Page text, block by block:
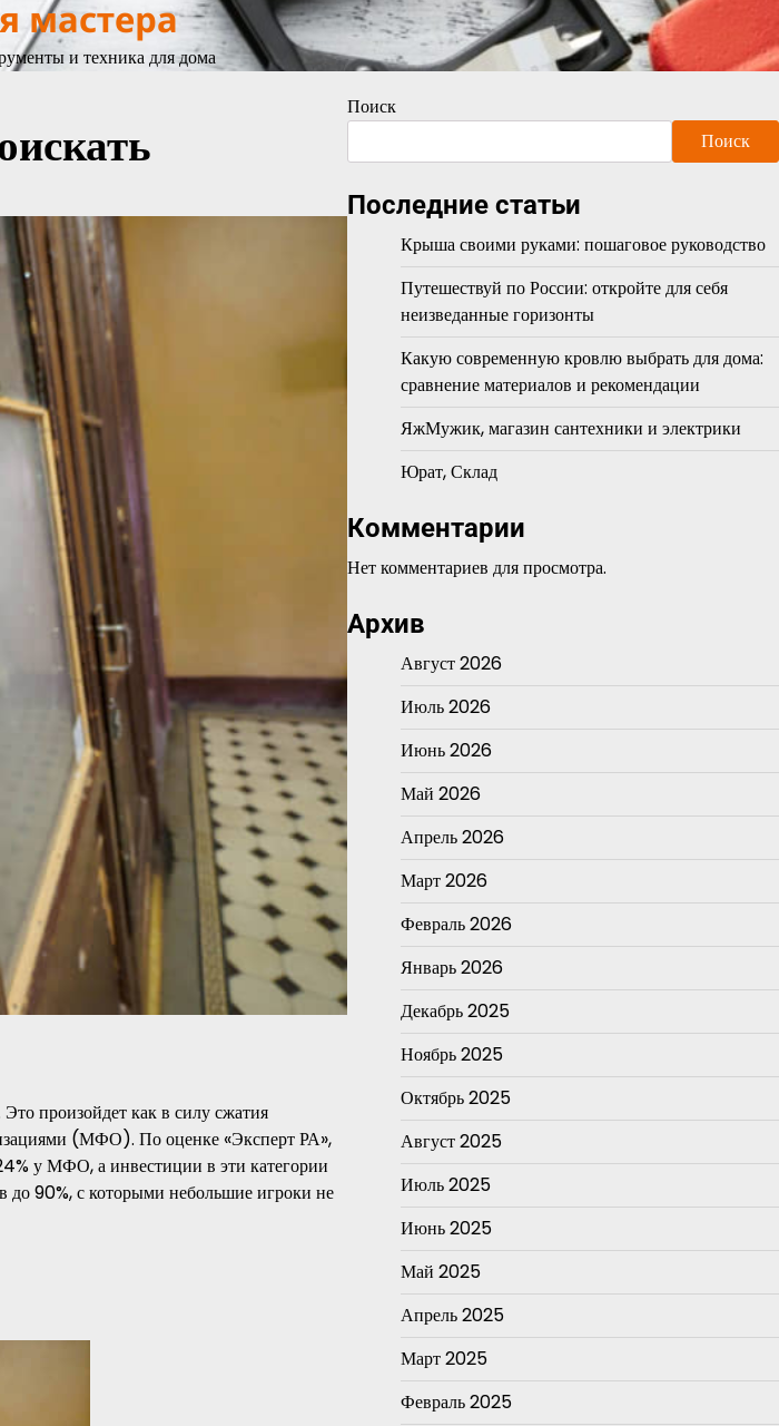
мастера
и техника для дома
произойдет как в силу сжатия
(МФО). По оценке «Эксперт РА»,
у МФО, а инвестиции в эти категории
до 90%, с которыми небольшие игроки не
Поиск
Поиск
Последние статьи
Крыша своими руками: пошаговое руководство
Путешествуй по России: откройте для себя
неизведанные горизонты
Какую современную кровлю выбрать для дома:
сравнение материалов и рекомендации
ЯжМужик, магазин сантехники и электрики
Юрат, Склад
Комментарии
Нет комментариев для просмотра.
Архив
Август 2026
Июль 2026
Июнь 2026
Май 2026
Апрель 2026
Март 2026
Февраль 2026
Январь 2026
Декабрь 2025
Ноябрь 2025
Октябрь 2025
Август 2025
Июль 2025
Июнь 2025
Май 2025
Апрель 2025
Март 2025
Февраль 2025